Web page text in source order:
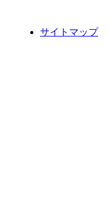
サイトマップ